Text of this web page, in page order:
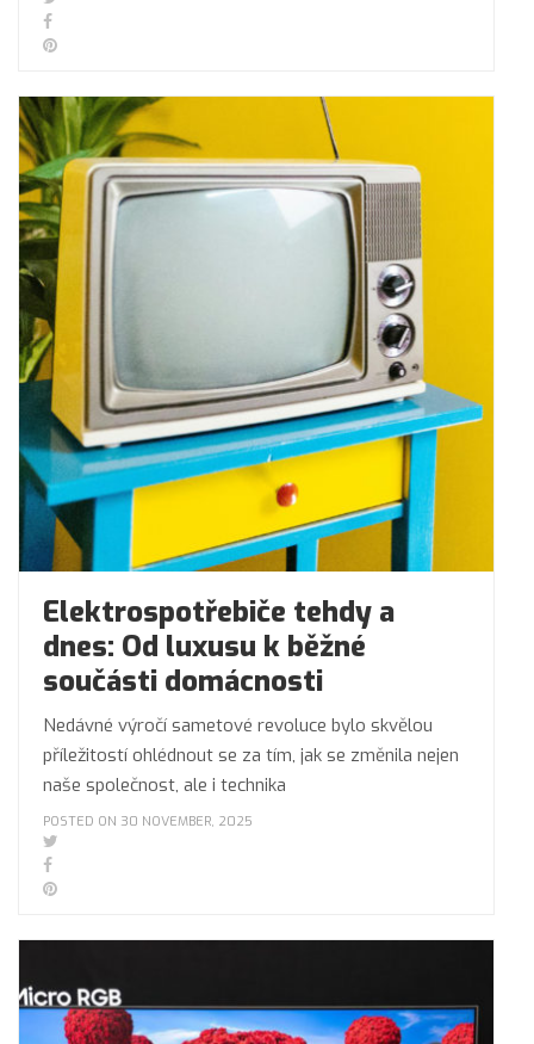
Elektrospotřebiče tehdy a
dnes: Od luxusu k běžné
součásti domácnosti
Nedávné výročí sametové revoluce bylo skvělou
příležitostí ohlédnout se za tím, jak se změnila nejen
naše společnost, ale i technika
POSTED ON 30 NOVEMBER, 2025